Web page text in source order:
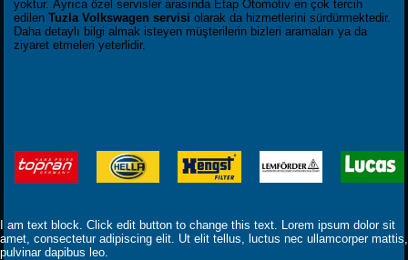
yoktur. Ayrıca özel servisler arasında Etap Otomotiv en çok tercih
edilen Tuzla Volkswagen servisi olarak da hizmetlerini sürdürmektedir.
Daha detaylı bilgi almak isteyen müşterilerin bizleri aramaları ya da
ziyaret etmeleri yeterlidir.
I am text block. Click edit button to change this text. Lorem ipsum dolor sit
amet, consectetur adipiscing elit. Ut elit tellus, luctus nec ullamcorper mattis,
pulvinar dapibus leo.